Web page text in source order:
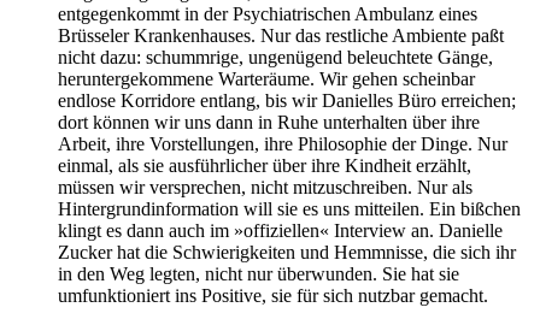
entgegenkommt in der Psychiatrischen Ambulanz eines
Brüsseler Krankenhauses. Nur das restliche Ambiente paßt
nicht dazu: schummrige, ungenügend beleuchtete Gänge,
heruntergekommene Warteräume. Wir gehen scheinbar
endlose Korridore entlang, bis wir Danielles Büro erreichen;
dort können wir uns dann in Ruhe unterhalten über ihre
Arbeit, ihre Vorstellungen, ihre Philosophie der Dinge. Nur
einmal, als sie ausführlicher über ihre Kindheit erzählt,
müssen wir versprechen, nicht mitzuschreiben. Nur als
Hintergrundinformation will sie es uns mitteilen. Ein bißchen
klingt es dann auch im »offiziellen« Interview an. Danielle
Zucker hat die Schwierigkeiten und Hemmnisse, die sich ihr
in den Weg legten, nicht nur überwunden. Sie hat sie
umfunktioniert ins Positive, sie für sich nutzbar gemacht.